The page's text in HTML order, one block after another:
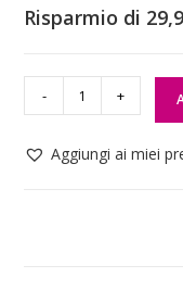
Risparmio di
- +
Aggiungi ai miei